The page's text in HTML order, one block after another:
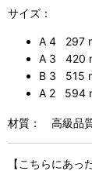
サイズ：
A 4 297
A 3 420
B 3 515
A 2 594
材質： 高級品質
【こちらにあっ